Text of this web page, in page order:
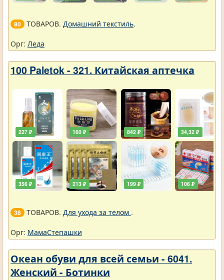
80 ТОВАРОВ. Домашний текстиль.
Орг: Леда
100 Paletok - 321. Китайская аптечка
227 ₽
356 ₽
160 ₽
213 ₽
842 ₽
199 ₽
34,32 ₽
106 ₽
38 ТОВАРОВ. Для ухода за телом .
Орг: МамаСтепашки
Океан обуви для всей семьи - 6041.
Женский - Ботинки